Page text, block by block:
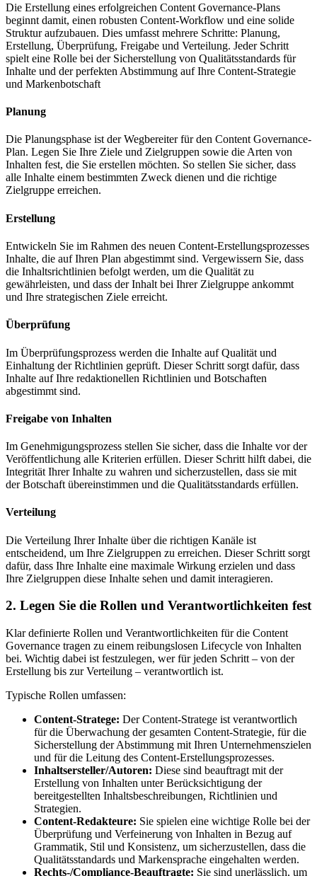
Die Erstellung eines erfolgreichen Content Governance-Plans
beginnt damit, einen robusten Content-Workflow und eine solide
Struktur aufzubauen. Dies umfasst mehrere Schritte: Planung,
Erstellung, Überprüfung, Freigabe und Verteilung. Jeder Schritt
spielt eine Rolle bei der Sicherstellung von Qualitätsstandards für
Inhalte und der perfekten Abstimmung auf Ihre Content-Strategie
und Markenbotschaft
Planung
Die Planungsphase ist der Wegbereiter für den Content Governance-
Plan. Legen Sie Ihre Ziele und Zielgruppen sowie die Arten von
Inhalten fest, die Sie erstellen möchten. So stellen Sie sicher, dass
alle Inhalte einem bestimmten Zweck dienen und die richtige
Zielgruppe erreichen.
Erstellung
Entwickeln Sie im Rahmen des neuen Content-Erstellungsprozesses
Inhalte, die auf Ihren Plan abgestimmt sind. Vergewissern Sie, dass
die Inhaltsrichtlinien befolgt werden, um die Qualität zu
gewährleisten, und dass der Inhalt bei Ihrer Zielgruppe ankommt
und Ihre strategischen Ziele erreicht.
Überprüfung
Im Überprüfungsprozess werden die Inhalte auf Qualität und
Einhaltung der Richtlinien geprüft. Dieser Schritt sorgt dafür, dass
Inhalte auf Ihre redaktionellen Richtlinien und Botschaften
abgestimmt sind.
Freigabe von Inhalten
Im Genehmigungsprozess stellen Sie sicher, dass die Inhalte vor der
Veröffentlichung alle Kriterien erfüllen. Dieser Schritt hilft dabei, die
Integrität Ihrer Inhalte zu wahren und sicherzustellen, dass sie mit
der Botschaft übereinstimmen und die Qualitätsstandards erfüllen.
Verteilung
Die Verteilung Ihrer Inhalte über die richtigen Kanäle ist
entscheidend, um Ihre Zielgruppen zu erreichen. Dieser Schritt sorgt
dafür, dass Ihre Inhalte eine maximale Wirkung erzielen und dass
Ihre Zielgruppen diese Inhalte sehen und damit interagieren.
2. Legen Sie die Rollen und Verantwortlichkeiten fest
Klar definierte Rollen und Verantwortlichkeiten für die Content
Governance tragen zu einem reibungslosen Lifecycle von Inhalten
bei. Wichtig dabei ist festzulegen, wer für jeden Schritt – von der
Erstellung bis zur Verteilung – verantwortlich ist.
Typische Rollen umfassen:
Content-Stratege: Der Content-Stratege ist verantwortlich
für die Überwachung der gesamten Content-Strategie, für die
Sicherstellung der Abstimmung mit Ihren Unternehmenszielen
und für die Leitung des Content-Erstellungsprozesses.
Inhaltsersteller/Autoren: Diese sind beauftragt mit der
Erstellung von Inhalten unter Berücksichtigung der
bereitgestellten Inhaltsbeschreibungen, Richtlinien und
Strategien.
Content-Redakteure: Sie spielen eine wichtige Rolle bei der
Überprüfung und Verfeinerung von Inhalten in Bezug auf
Grammatik, Stil und Konsistenz, um sicherzustellen, dass die
Qualitätsstandards und Markensprache eingehalten werden.
Rechts-/Compliance-Beauftragte: Sie sind unerlässlich, um